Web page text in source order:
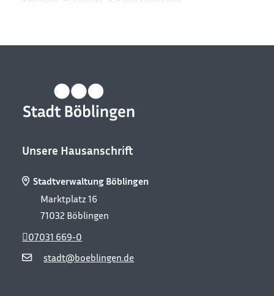
Unsere Hausanschrift
Stadtverwaltung Böblingen
Marktplatz 16
71032 Böblingen
stadt@boeblingen.de
07031 669-0